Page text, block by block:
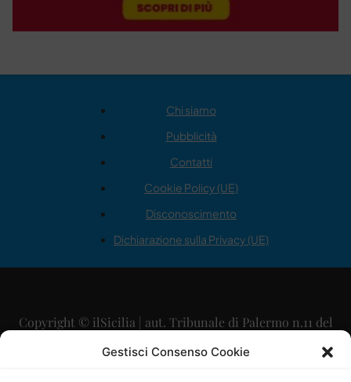
Gestisci Consenso Cookie
Chi siamo
Pubblicità
Contatti
Cookie Policy (UE)
Disconoscimento
Dichiarazione sulla Privacy (UE)
Copyright © ilSicilia | aut. Tribunale di Palermo n.11 del
29/09/2015